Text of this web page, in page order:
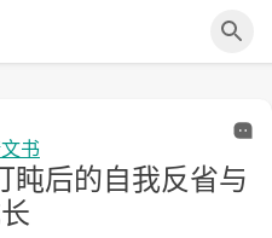
书
盹后的自我反省与